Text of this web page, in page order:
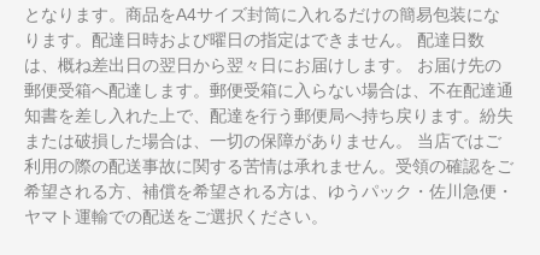
となります。商品をA4サイズ封筒に入れるだけの簡易包装にな
ります。配達日時および曜日の指定はできません。 配達日数
は、概ね差出日の翌日から翌々日にお届けします。 お届け先の
郵便受箱へ配達します。郵便受箱に入らない場合は、不在配達通
知書を差し入れた上で、配達を行う郵便局へ持ち戻ります。紛失
または破損した場合は、一切の保障がありません。 当店ではご
利用の際の配送事故に関する苦情は承れません。受領の確認をご
希望される方、補償を希望される方は、ゆうパック・佐川急便・
ヤマト運輸での配送をご選択ください。